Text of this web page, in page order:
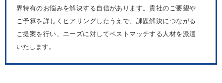
界特有のお悩みを解決する自信があります。貴社のご要望や
ご予算を詳しくヒアリングしたうえで、課題解決につながる
ご提案を行い、ニーズに対してベストマッチする人材を派遣
いたします。